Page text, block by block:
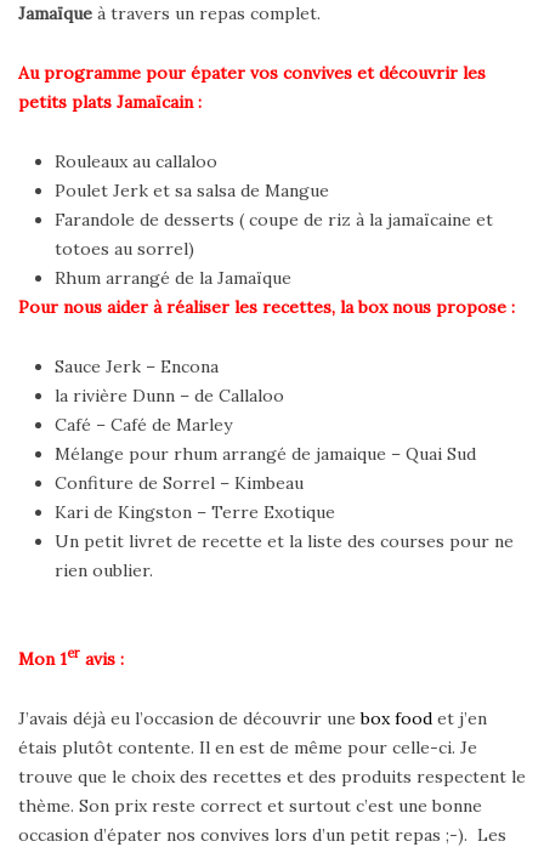
Jamaïque à travers un repas complet.
Au programme pour épater vos convives et découvrir les
petits plats Jamaïcain :
Rouleaux au callaloo
Poulet Jerk et sa salsa de Mangue
Farandole de desserts ( coupe de riz à la jamaïcaine et
totoes au sorrel)
Rhum arrangé de la Jamaïque
Pour nous aider à réaliser les recettes, la box nous propose :
Sauce Jerk – Encona
la rivière Dunn – de Callaloo
Café – Café de Marley
Mélange pour rhum arrangé de jamaique – Quai Sud
Confiture de Sorrel – Kimbeau
Kari de Kingston – Terre Exotique
Un petit livret de recette et la liste des courses pour ne
rien oublier.
Mon 1er avis :
J’avais déjà eu l’occasion de découvrir unebox food et j’en
étais plutôt contente. Il en est de même pour celle-ci. Je
trouve que le choix des recettes et des produits respectent le
thème. Son prix reste correct et surtout c’est une bonne
occasion d’épater nos convives lors d’un petit repas ;-). Les